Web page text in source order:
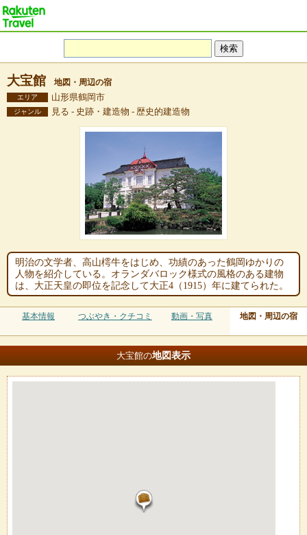
大宝館 地図・周辺の宿
エリア 山形県鶴岡市
ジャンル 見る - 史跡・建造物 - 歴史的建造物
明治の文学者、高山樗牛をはじめ、功績のあった鶴岡ゆかりの
人物を紹介している。オランダバロック様式の風格のある建物
は、大正天皇の即位を記念して大正4（1915）年に建てられた。
基本情報 つぶやき・クチコミ 動画・写真 地図・周辺の宿
大宝館の地図表示